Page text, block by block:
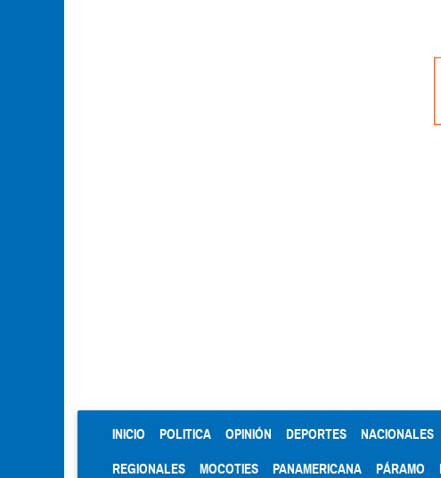
INICIO (CURRENT)
POLITICA OPINIÓN DEPORTES NACIONALES
REGIONALES MOCOTIES PANAMERICANA PÁRAMO